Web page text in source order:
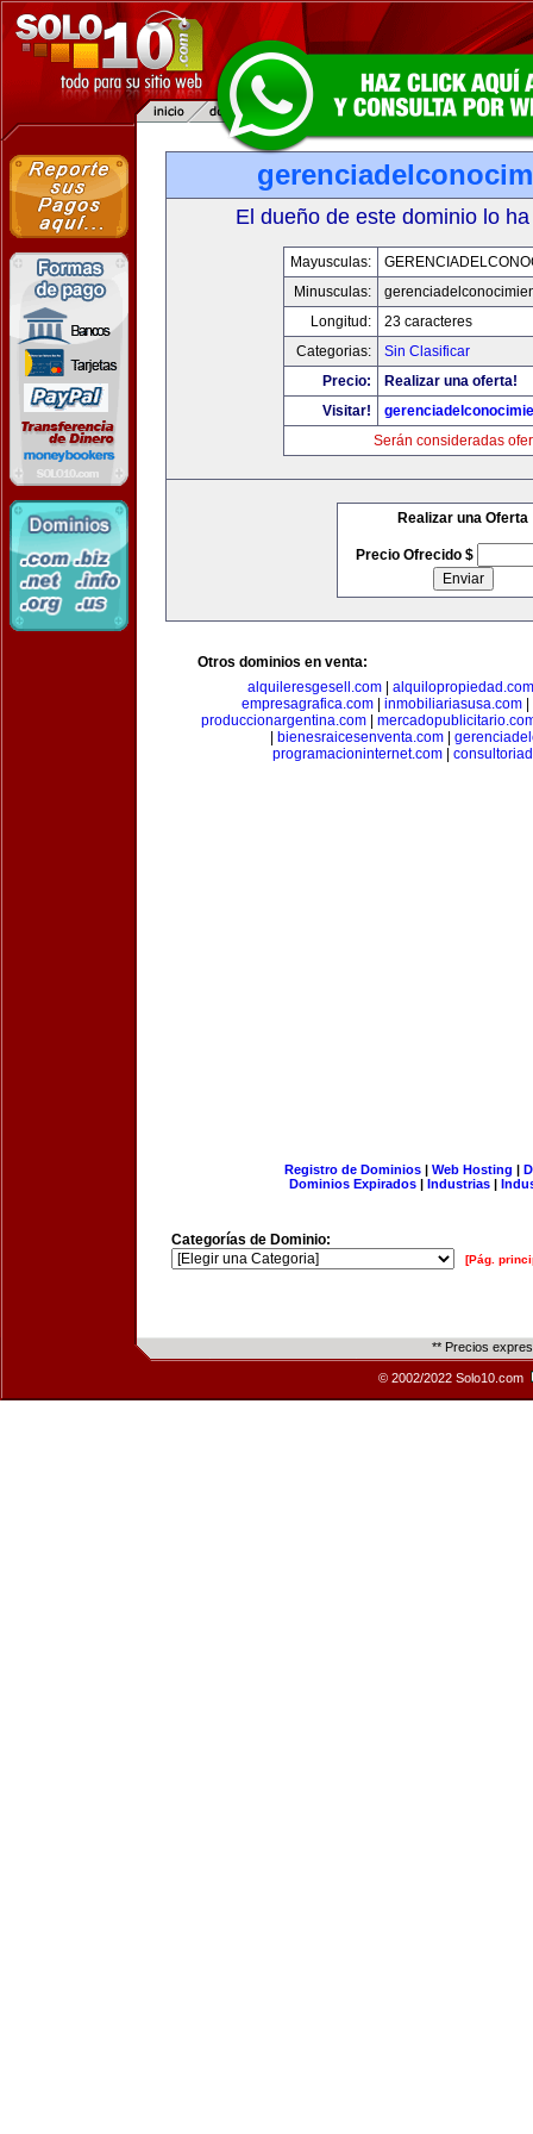
El dueño de este dominio lo
Mayusculas:
Minusculas:
Longitud:
23 caracteres
Categorias:
Sin Clasificar
Precio:
Realizar una oferta!
Visitar!
Serán consideradas
Realizar una Oferta
Precio Ofrecido $
Otros dominios en venta:
alquileresgesell.com| alquilopropiedad.com
empresagrafica.com| inmobiliariasusa.com|
produccionargentina.com|
bienesraicesenventa.com|
programacioninternet.com|
Registro de Dominios| Web Hosting |
Dominios Expirados | Industrias |
Categorías de Dominio:
[Pág.
** Precios
© 2002/2022 Solo10.com